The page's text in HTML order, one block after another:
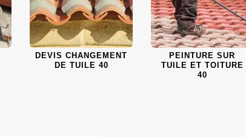
DEVIS CHANGEMENT
DE TUILE 40
PEINTURE SUR
TUILE ET TOITURE
40